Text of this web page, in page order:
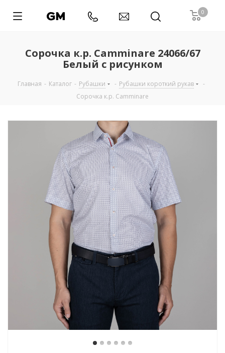
0
Сорочка к.р. Camminare 24066/67
Белый с рисунком
Главная - Каталог - Рубашки - Рубашки короткий рукав
-
Сорочка к.р. Camminare